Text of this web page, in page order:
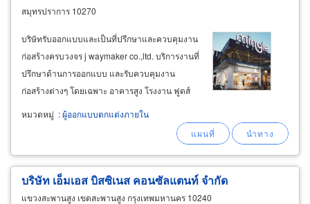
สมุทรปราการ 10270
บริษัทรับออกแบบและเป็นที่ปรึกษาและควบคุมงาน
ก่อสร้างครบวงจร j waymaker co.,ltd. บริการงานที่
ปรึกษาด้านการออกแบบ และรับควบคุมงาน
ก่อสร้างต่างๆ โดยเฉพาะ อาคารสูง โรงงาน ฟูดส์
คอร์ท หมู่บ้านจัดสรร ร้านค้า-ร้านอาหารในห้าง
สรรพสินค้า ภัตตาคาร ช็อปร้านค้า โกดัง คลัง
สินค้า ให้บริการสะดวกรวดเร็วในกรุงเทพ จังหวัด
ใกล้เคียง
หมวดหมู่ :ผู้ออกแบบตกแต่งภายใน
บริษัท เอ็มเอส บิสซิเนส คอนซัลแตนท์ จำกัด
แขวงสะพานสูง เขตสะพานสูง กรุงเทพมหานคร 10240